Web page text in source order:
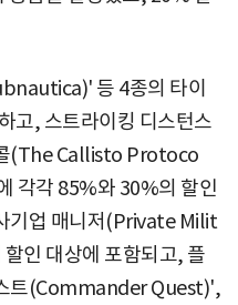
등 4종의 타이
고, 스트라이킹 디스턴스
(The Callisto Protoco
각각 85%와 30%의 할인
기업 매니저(Private Milit
인 대상에 포함되고, 플
트(Commander Quest)',